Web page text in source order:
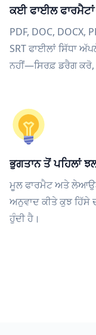
ਕਈ ਫਾਈਲ
PDF, DOC, DOCX,
SRT ਫਾਈਲਾਂ ਸਿੱਧਾ
ਨਹੀਂ—ਸਿਰਫ਼ ਡਰੈਗ
ਭੁਗਤਾਨ ਤੋਂ ਪਹਿਲਾਂ
ਮੂਲ ਫਾਰਮੈਟ ਅਤੇ
ਅਨੁਵਾਦ ਕੀਤੇ ਕੁਝ
ਹੁੰਦੀ ਹੈ।